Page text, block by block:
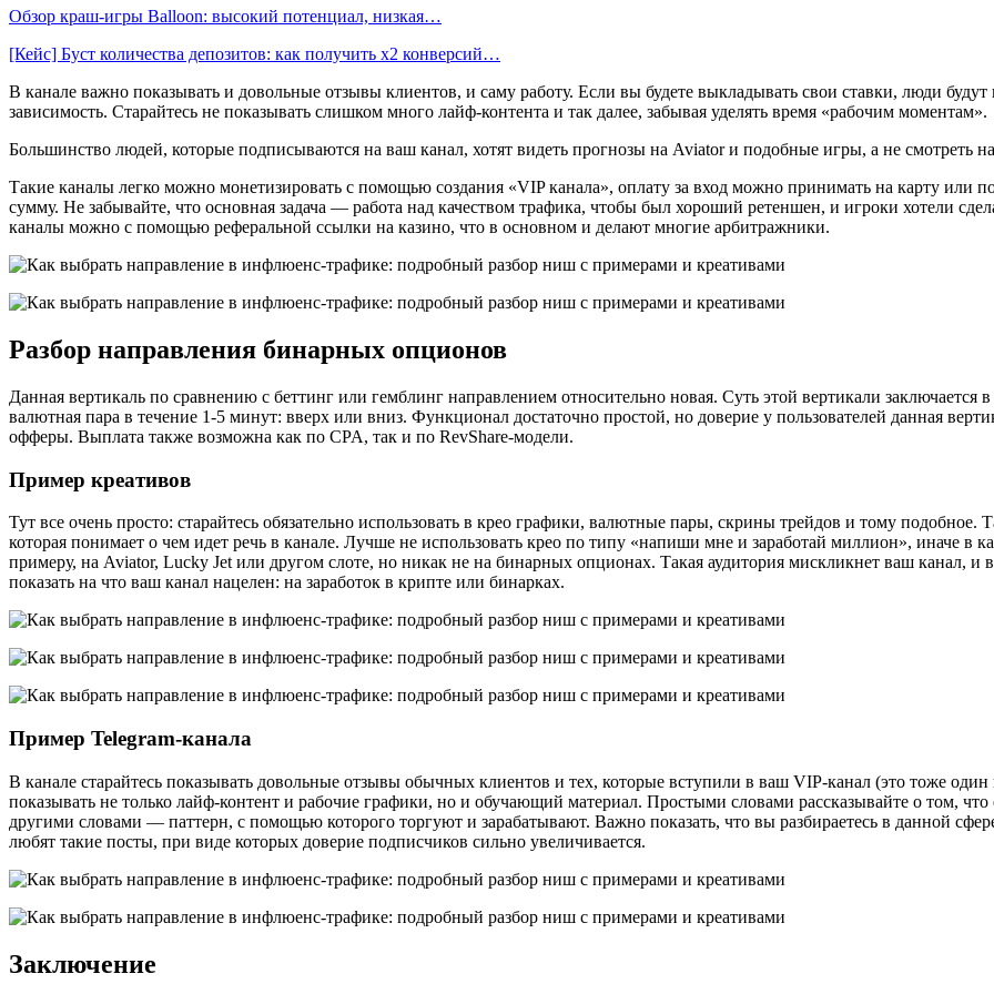
Обзор краш-игры Balloon: высокий потенциал, низкая…
[Кейс] Буст количества депозитов: как получить х2 конверсий…
В канале важно показывать и довольные отзывы клиентов, и саму работу. Если вы будете выкладывать свои ставки, люди будут
зависимость. Старайтесь не показывать слишком много лайф-контента и так далее, забывая уделять время «рабочим моментам».
Большинство людей, которые подписываются на ваш канал, хотят видеть прогнозы на Aviator и подобные игры, а не смотреть
Такие каналы легко можно монетизировать с помощью создания «VIP канала», оплату за вход можно принимать на карту или
сумму. Не забывайте, что основная задача — работа над качеством трафика, чтобы был хороший ретеншен, и игроки хотели
каналы можно с помощью реферальной ссылки на казино, что в основном и делают многие арбитражники.
Разбор направления бинарных опционов
Данная вертикаль по сравнению с беттинг или гемблинг направлением относительно новая. Суть этой вертикали заключается
валютная пара в течение 1-5 минут: вверх или вниз. Функционал достаточно простой, но доверие у пользователей данная
офферы. Выплата также возможна как по CPA, так и по RevShare-модели.
Пример креативов
Тут все очень просто: старайтесь обязательно использовать в крео графики, валютные пары, скрины трейдов и тому
которая понимает о чем идет речь в канале. Лучше не использовать крео по типу «напиши мне и заработай миллион», иначе в
примеру, на Aviator, Lucky Jet или другом слоте, но никак не на бинарных опционах. Такая аудитория мискликнет ваш канал, и
показать на что ваш канал нацелен: на заработок в крипте или бинарках.
Пример Telegram-канала
В канале старайтесь показывать довольные отзывы обычных клиентов и тех, которые вступили в ваш VIP-канал (это тоже
показывать не только лайф-контент и рабочие графики, но и обучающий материал. Простыми словами рассказывайте о том,
другими словами — паттерн, с помощью которого торгуют и зарабатывают. Важно показать, что вы разбираетесь в данной
любят такие посты, при виде которых доверие подписчиков сильно увеличивается.
Заключение